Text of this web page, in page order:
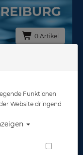
0 Artikel
Funktionen
Website dringend